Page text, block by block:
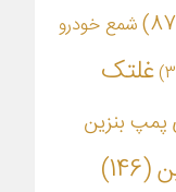
شمع خودرو
غلتک
بنزین
(146)